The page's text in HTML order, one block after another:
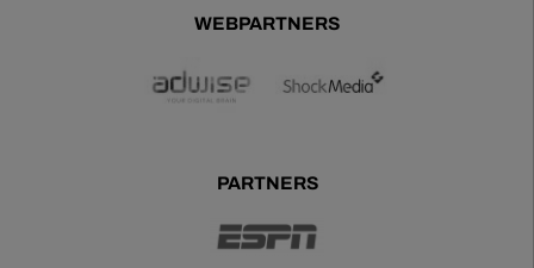
WEBPARTNERS
PARTNERS